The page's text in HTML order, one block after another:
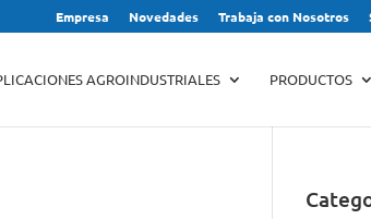
Empresa Novedades Trabaja con Nosotros
AGROINDUSTRIALES PRODUCTOS
Búsqueda